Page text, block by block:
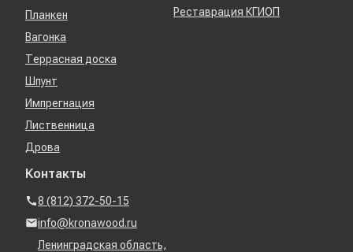
Планкен
Вагонка
Террасная доска
Шпунт
Импрегнация
Лиственница
Дрова
Реставрация КГИОП
Контакты
8 (812) 372-50-15
info@kronawood.ru
Ленинградская область,